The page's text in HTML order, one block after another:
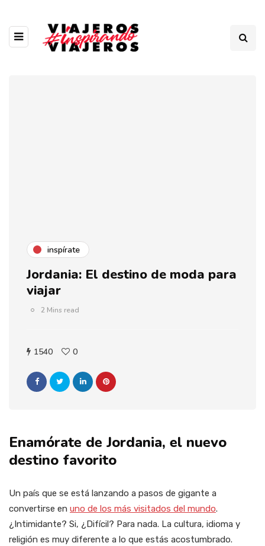
inspírate
Jordania: El destino de moda para
viajar
2 Mins read
1540 0
Enamórate de Jordania, el nuevo
destino favorito
Un país que se está lanzando a pasos de gigante a
convertirse en uno de los más visitados del mundo.
¿Intimidante? Si, ¿Difícil? Para nada. La cultura, idioma y
religión es muy diferente a lo que estás acostumbrado.